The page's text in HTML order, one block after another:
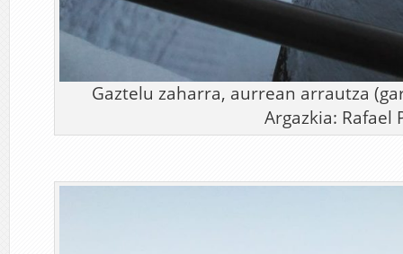
Gaztelu zaharra, aurrean arrautza
Argazkia: Rafael